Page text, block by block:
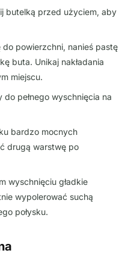
butelką przed użyciem, aby
powierzchni, nanieś pastę
buta. Unikaj nakładania
miejscu.
do pełnego wyschnięcia na
bardzo mocnych
drugą warstwę po
wyschnięciu gładkie
wypolerować suchą
połysku.